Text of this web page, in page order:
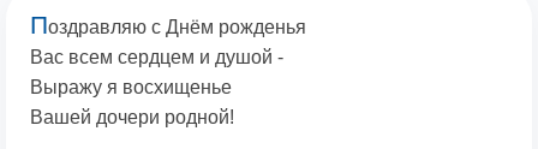
Поздравляю с Днём рожденья
Вас всем сердцем и душой -
Выражу я восхищенье
Вашей дочери родной!